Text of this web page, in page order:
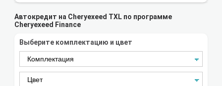
Автокредит на Cheryexeed TXL по программе
Cheryexeed Finance
Выберите комплектацию и цвет